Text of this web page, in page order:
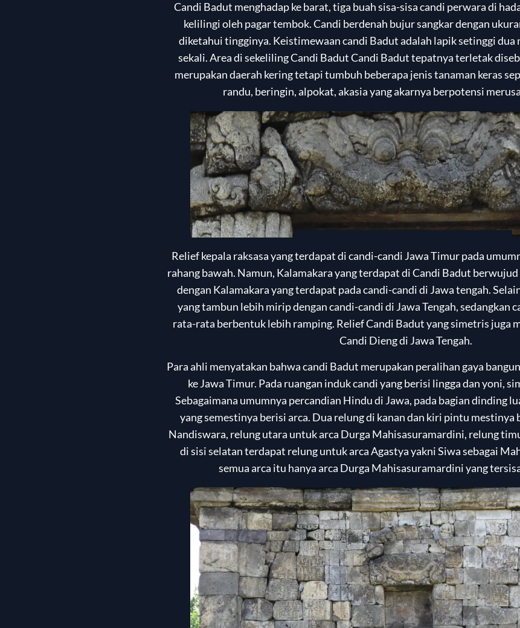
Candi Badut menghadap ke barat, tiga buah sisa-sisa candi perwara di
kelilingi oleh pagar tembok. Candi berdenah bujur sangkar dengan
diketahui tingginya. Keistimewaan candi Badut adalah lapik setinggi dua
sekali. Area di sekeliling Candi Badut Candi Badut tepatnya terletak
merupakan daerah kering tetapi tumbuh beberapa jenis tanaman keras
randu, beringin, alpokat, akasia yang akarnya berpotensi
Relief kepala raksasa yang terdapat di candi-candi Jawa Timur pada
rahang bawah. Namun, Kalamakara yang terdapat di Candi Badut
dengan Kalamakara yang terdapat pada candi-candi di Jawa tengah.
yang tambun lebih mirip dengan candi-candi di Jawa Tengah, sedangkan
rata-rata berbentuk lebih ramping. Relief Candi Badut yang simetris juga
Candi Dieng di Jawa Tengah.
Para ahli menyatakan bahwa candi Badut merupakan peralihan gaya
ke Jawa Timur. Pada ruangan induk candi yang berisi lingga dan yoni,
Sebagaimana umumnya percandian Hindu di Jawa, pada bagian dinding
yang semestinya berisi arca. Dua relung di kanan dan kiri pintu mestinya
Nandiswara, relung utara untuk arca Durga Mahisasuramardini, relung
di sisi selatan terdapat relung untuk arca Agastya yakni Siwa sebagai
semua arca itu hanya arca Durga Mahisasuramardini yang